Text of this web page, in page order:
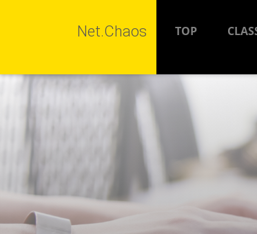
Net.Chaos TOP